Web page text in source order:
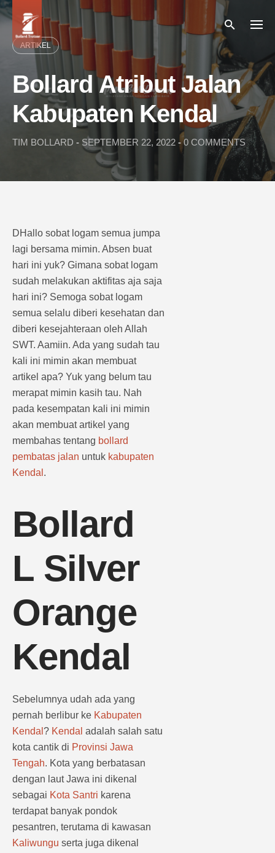
Skip
content
ARTIKEL
Bollard Atribut Jalan
Kabupaten Kendal
TIM BOLLARD - SEPTEMBER 22, 2022 -0 COMMENTS
DHallo sobat logam semua jumpa
lagi bersama mimin. Absen buat
hari ini yuk? Gimana sobat logam
sudah melakukan aktifitas aja saja
hari ini? Semoga sobat logam
semua selalu diberi kesehatan dan
diberi kesejahteraan oleh Allah
SWT. Aamiin. Ada yang sudah tau
kali ini mimin akan membuat
artikel apa? Yuk yang belum tau
merapat mimin kasih tau. Nah
pada kesempatan kali ini mimin
akan membuat artikel yang
membahas tentang bollard
pembatas jalan untuk kabupaten
Kendal .
Bollard
L Silver
Orange
Kendal
Sebelumnya udah ada yang
pernah berlibur ke Kabupaten
Kendal ? Kendal adalah salah satu
kota cantik di Provinsi Jawa
Tengah. Kota yang berbatasan
dengan laut Jawa ini dikenal
sebagai Kota Santri karena
terdapat banyak pondok
pesantren, terutama di kawasan
Kaliwungu serta juga dikenal